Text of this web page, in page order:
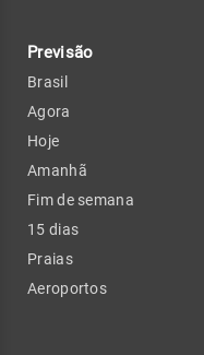
Previsão
Brasil
Agora
Hoje
Amanhã
Fim de semana
15 dias
Praias
Aeroportos